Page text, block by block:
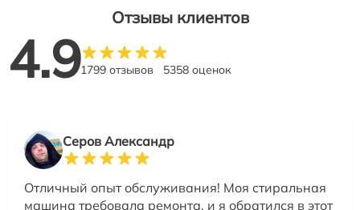
Отзывы клиентов
4.91799 отзывов 5358 оценок
Серов Александр
Отличный опыт обслуживания! Моя стиральная
машина требовала ремонта, и я обратился в этот